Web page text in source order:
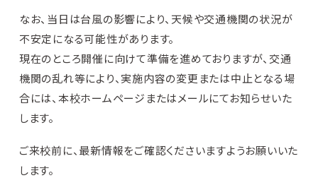
なお、当日は台風の影響により、天候や交通機関の状況が
不安定になる可能性があります。
現在のところ開催に向けて準備を進めておりますが、交通
機関の乱れ等により、実施内容の変更または中止となる場
合には、本校ホームページまたはメールにてお知らせいた
します。
ご来校前に、最新情報をご確認くださいますようお願いいた
します。